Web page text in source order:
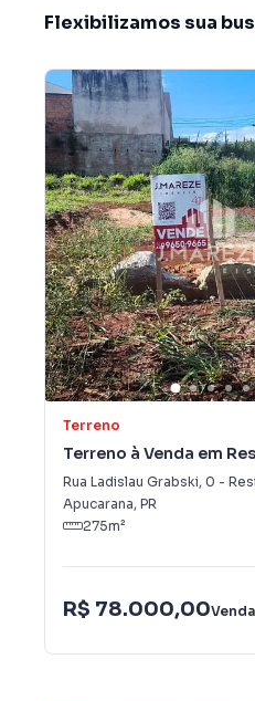
Flexibilizamos sua
Terreno
Terreno à Venda em
Araucária
Rua Ladislau Grabski, 0 -
Apucarana, PR
275m²
R$ 78.000,00Venda